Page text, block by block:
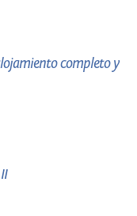
completo y